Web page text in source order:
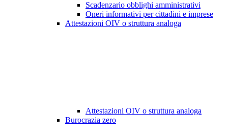
Scadenzario obblighi amministrativi
Oneri informativi per cittadini e imprese
Attestazioni OIV o struttura analoga
Attestazioni OIV o struttura analoga
Burocrazia zero